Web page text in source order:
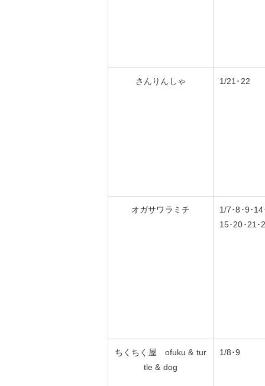
さんりんしゃ 1/21･22
オガサワラミチ
1/7･8･9･14
15･20･21･
ちくちく屋 ofuku & tur
tle & dog
1/8･9